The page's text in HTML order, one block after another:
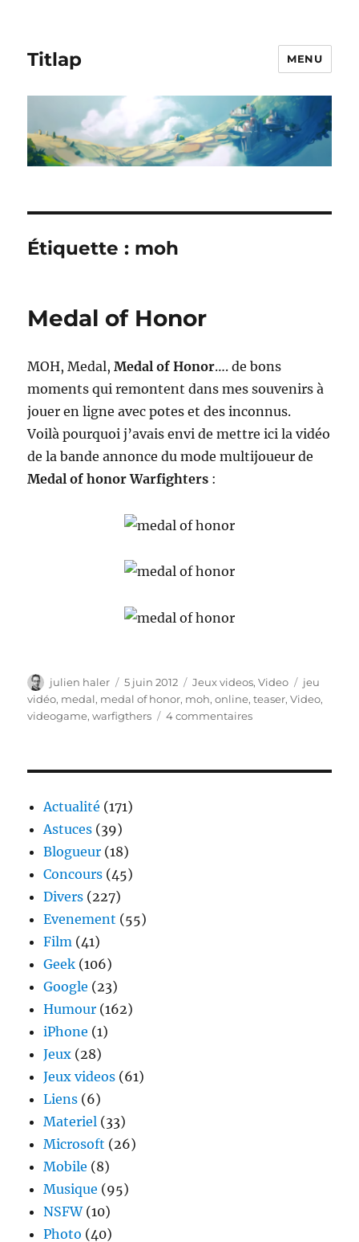
Titlap MENU
Étiquette : moh
Medal of Honor
MOH, Medal,Medal of Honor…. de bons
moments qui remontent dans mes souvenirs à
jouer en ligne avec potes et des inconnus.
Voilà pourquoi j’avais envi de mettre ici la vidéo
de la bande annonce du mode multijoueur de
Medal of honor Warfighters :
Auteur
julien haler
Publié
le
5 juin 2012 Catégories
Jeux videos,Video Étiquettes
jeu
vidéo, medal, medal of honor, moh,online,teaser,Video,
videogame,warfigthers 4 commentairessur
Actualité (171)
Astuces (39)
Blogueur (18)
Concours (45)
Divers (227)
Evenement (55)
Film (41)
Geek (106)
Google (23)
Humour (162)
iPhone (1)
Jeux (28)
Jeux videos (61)
Liens (6)
Materiel (33)
Microsoft (26)
Mobile (8)
Musique (95)
NSFW(10)
Photo (40)